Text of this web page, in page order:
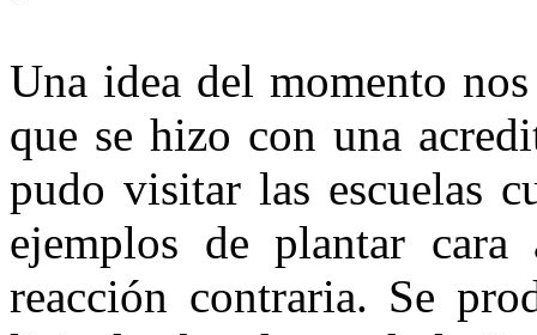
Una idea del momento
que se hizo con una
pudo visitar las escuelas
ejemplos de plantar
reacción contraria. Se